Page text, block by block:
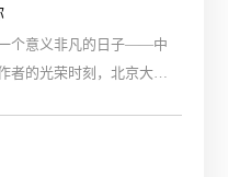
。2020年，刚独立上岗不
的家长，...
个意义非凡的日子——中
者的光荣时刻，北京大学
堂，暂时从繁忙的临床工